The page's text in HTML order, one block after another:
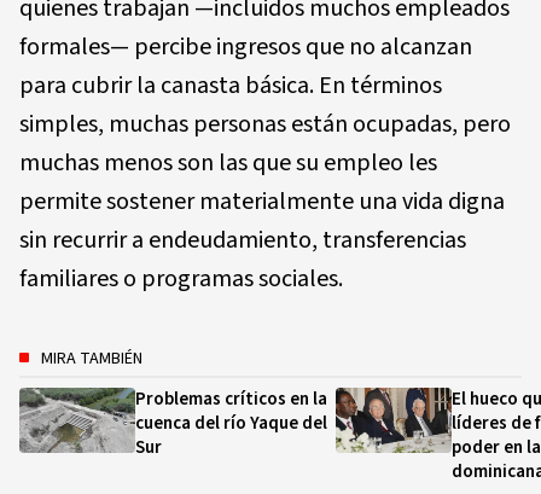
quienes trabajan —incluidos muchos empleados
formales— percibe ingresos que no alcanzan
para cubrir la canasta básica. En términos
simples, muchas personas están ocupadas, pero
muchas menos son las que su empleo les
permite sostener materialmente una vida digna
sin recurrir a endeudamiento, transferencias
familiares o programas sociales.
MIRA TAMBIÉN
Problemas críticos en la
cuenca del río Yaque del
Sur
El hueco
líderes de
poder en